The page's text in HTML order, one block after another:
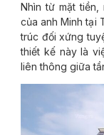
Nhìn từ mặt tiền,
của anh Minh tại
trúc đối xứng
thiết kế này là
liên thông giữa